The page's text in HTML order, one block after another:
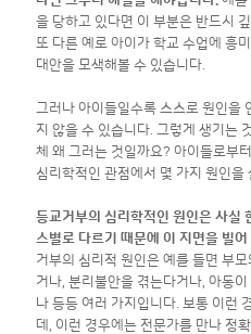
을 당하고 있다면 이 부분은 반드시
또 다른 예로 아이가 학교 수업에 흥
대안을 모색해볼 수 있습니다.
그러나 아이들일수록 스스로 원인을
지 않을 수 있습니다. 그렇게 생기는
체 왜 그러는 것일까요? 아이들로부
심리학적인 관점에서 몇 가지 원인을
등교거부의 심리학적인 원인은 사실
스별로 다르기 때문에 이 지면을 빌
거부의 심리적 원인은 예를 들면 부
거나, 분리불안을 겪는다거나, 아동
나 등등 여러 가지입니다. 보통 이런
데, 이런 경우에는 전문가를 만나 정